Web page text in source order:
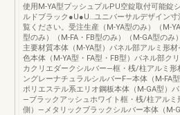
使用M-YA型プッシュプルPU空錠取付可能錠
ルドブラック●U●U…ユニバーサルデザイン寸
覧ください。受注生産（M-YA型のみ）（M-
型のみ）（M-FA・FB型のみ）（M-GA型のみ
主要材質本体（M-YA型）パネル部アルミ形
色本体（M-YA型・FA型・FB型）パネル部ク
カクリエダークシルバー―框・桟/柱アルミ形
ングレーナチュラルシルバーF―本体（M-FA
ポリエステル系エリオ鋼板本体（M-GA型）パ
―ブラックアッシュホワイト框・桟/柱アルミ
側）―メタリックブラックシルバー本体（M-